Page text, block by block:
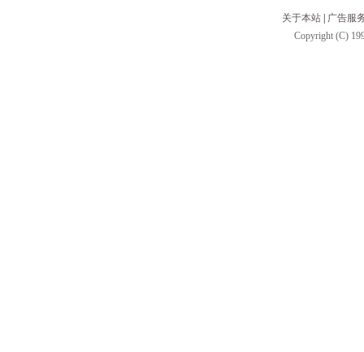
关于本站
广告服
Copyright (C)